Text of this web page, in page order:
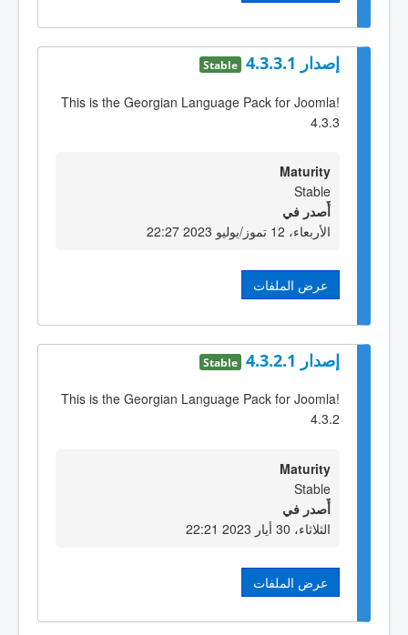
إصدار 4.3.3.1 Stable
This is the Georgian Language Pack for Joomla!
4.3.3
Maturity
Stable
أٌصدر في
الأربعاء، 12 تموز/يوليو 2023 22:27
عرض الملفات
إصدار 4.3.2.1 Stable
This is the Georgian Language Pack for Joomla!
4.3.2
Maturity
Stable
أٌصدر في
الثلاثاء، 30 أيار 2023 22:21
عرض الملفات